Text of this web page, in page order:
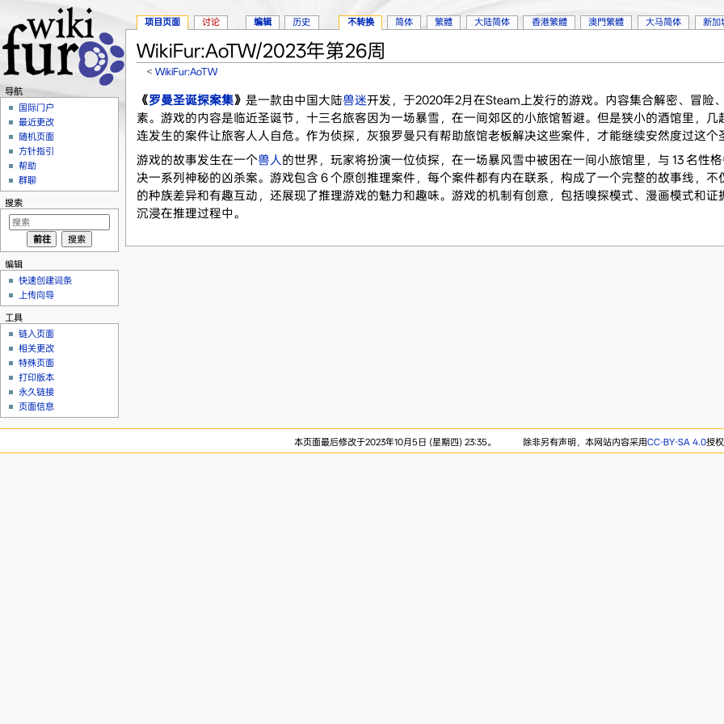
WikiFur:AoTW/2023年第26周
<WikiFur:AoTW
《罗曼圣诞探案集》 是一款由中国大陆兽迷开发，于2020年2月在Steam上发行的游戏。内容集合解密、冒险
素。游戏的内容是临近圣诞节，十三名旅客因为一场暴雪，在一间郊区的小旅馆暂避。但是狭小的酒馆里，几
连发生的案件让旅客人人自危。作为侦探，灰狼罗曼只有帮助旅馆老板解决这些案件，才能继续安然度过这个
游戏的故事发生在一个兽人的世界，玩家将扮演一位侦探，在一场暴风雪中被困在一间小旅馆里，与 13 名性
决一系列神秘的凶杀案。游戏包含 6 个原创推理案件，每个案件都有内在联系，构成了一个完整的故事线，不
的种族差异和有趣互动，还展现了推理游戏的魅力和趣味。游戏的机制有创意，包括嗅探模式、漫画模式和证
沉浸在推理过程中。
项目页面 讨论 编辑 历史 不转换 简体 繁體 大陆简体 香港繁體 澳門繁體 大马简体 新加
导航
国际门户
最近更改
随机页面
方针指引
帮助
群聊
搜索
编辑
快速创建词条
上传向导
工具
链入页面
相关更改
特殊页面
打印版本
永久链接
页面信息
本页面最后修改于2023年10月5日 (星期四) 23:35。 除非另有声明，本网站内容采用CC-BY-SA 4.0授权